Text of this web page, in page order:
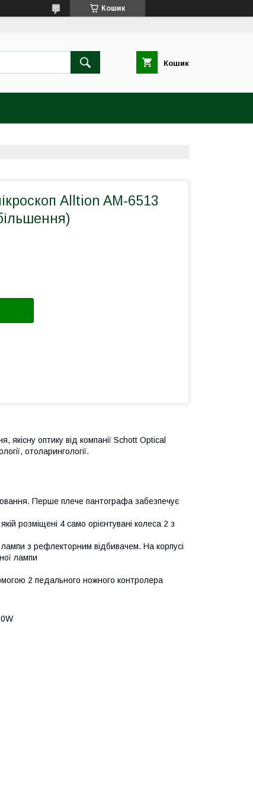
Кошик
Кошик
Alltion AM-6513
якісну оптику від компанії Schott Оptical
отоларингології.
Перше плече пантографа забезпечує
розміщені 4 само орієнтувані колеса 2 з
лампи з рефлекторним відбивачем. На корпусі
лампи
2 педального ножного контролера